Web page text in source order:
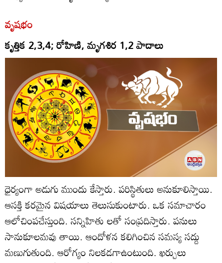
వృషభం
కృత్తిక 2,3,4; రోహిణి, మృగశిర 1,2 పాదాలు
ధైర్యంగా అడుగు ముందు కేస్తారు. పరిస్థితులు అనుకూలిస్తాయి.
ఆసక్తి కరమైన విషయాలు తెలుసుకుంటారు. ఒక సమాచారం
ఆలోచింపచేస్తుంది. సన్నిహితు లతో సంప్రదిస్తారు. పనులు
సానుకూలమవు తాయి. ఆందోళన కలిగించిన సమస్య సద్దు
మణుగుతుంది. ఆరోగ్యం నిలకడగాఉంటుంది. ఖర్చులు